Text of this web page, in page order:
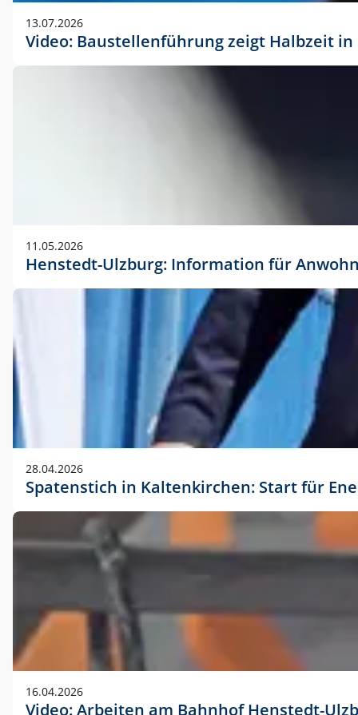
13.07.2026
Video: Baustellenführung zeigt Halbzeit
11.05.2026
Henstedt-Ulzburg: Information für
28.04.2026
Spatenstich in Kaltenkirchen: Start für
16.04.2026
Video: Arbeiten am Bahnhof Henstedt-